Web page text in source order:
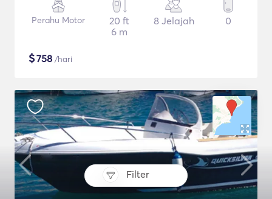
Filter
Perahu Motor
20 ft
6 m
8 Jelajah 0
$758 /hari